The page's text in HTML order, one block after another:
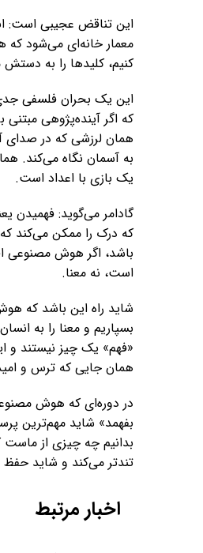
این تناقض عجیبی است:
معمار خانه‌ای می‌شود که
کنیم، کلیدها را به
این یک بحران فلسفی
که اگر آینده‌پژوهی
همان لرزشی که در
به آسمان نگاه می‌کند.
یک بازی با اعداد است.
گادامر می‌گوید: فهمیدن
که درک را ممکن می‌کند
باشد، اگر هوش مصنوعی
است، نه معنا.
شاید راه این باشد که
بسپاریم و معنا را به
«فهم» یک چیز نیستند و
همان جایی که ترس و
در دوره‌ای که هوش
بفهمد» شاید مهم‌ترین
بدانیم چه چیزی از ماست
تندتر می‌کند و شاید حفظ
اخبار مرتبط